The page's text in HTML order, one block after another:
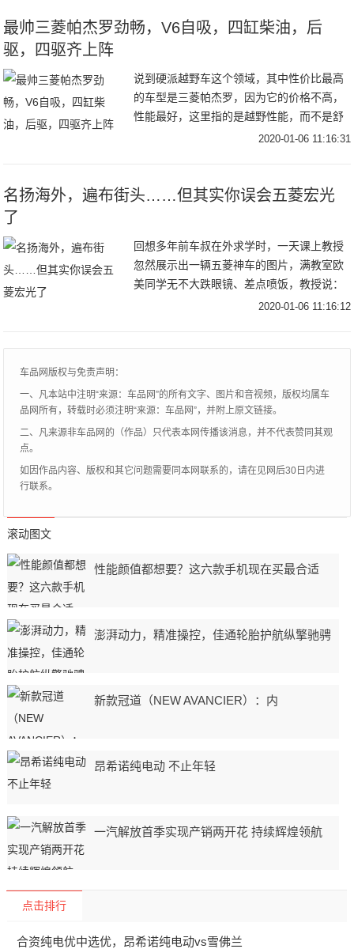
最帅三菱帕杰罗劲畅，V6自吸，四缸柴油，后
驱，四驱齐上阵
说到硬派越野车这个领域，其中性价比最高
的车型是三菱帕杰罗，因为它的价格不高，
性能最好，这里指的是越野性能，而不是舒
适性，论舒适性日产途乐最棒，性能比较综
2020-01-06 11:16:31
名扬海外，遍布街头……但其实你误会五菱宏光
了
回想多年前车叔在外求学时，一天课上教授
忽然展示出一辆五菱神车的图片，满教室欧
美同学无不大跌眼镜、差点喷饭，教授说：
“这同样是一款意义非凡的车型，”他转过来
2020-01-06 11:16:12
车品网版权与免责声明：
一、凡本站中注明“来源：车品网”的所有文字、图片和音视频，版权均属车
品网所有，转载时必须注明“来源：车品网”，并附上原文链接。
二、凡来源非车品网的（作品）只代表本网传播该消息，并不代表赞同其观
点。
如因作品内容、版权和其它问题需要同本网联系的，请在见网后30日内进
行联系。
滚动图文
性能颜值都想要？这六款手机现在买最合适
澎湃动力，精准操控，佳通轮胎护航纵擎驰骋
新款冠道（NEW AVANCIER）：内
昂希诺纯电动 不止年轻
一汽解放首季实现产销两开花 持续辉煌领航
点击排行
合资纯电优中选优，昂希诺纯电动vs雪佛兰